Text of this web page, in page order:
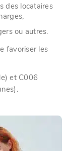
des locataires
ou autres.
favoriser les
et C006